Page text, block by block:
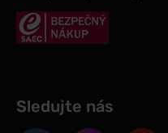
Sledujte nás